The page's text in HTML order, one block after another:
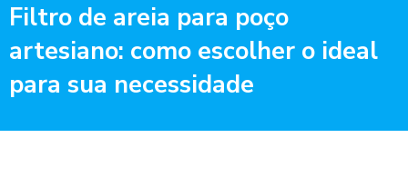
Filtro de areia para poço
artesiano: como escolher o ideal
para sua necessidade